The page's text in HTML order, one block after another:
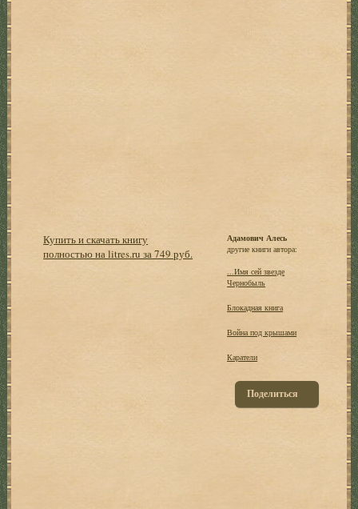
Купить и скачать книгу
полностью на litres.ru за 749 руб.
Адамович Алесь
другие книги автора:
...Имя сей звезде
Чернобыль
Блокадная книга
Война под крышами
Каратели
Поделиться